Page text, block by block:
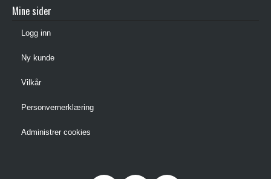
Mine sider
Logg inn
Ny kunde
Vilkår
Personvernerklæring
Administrer cookies